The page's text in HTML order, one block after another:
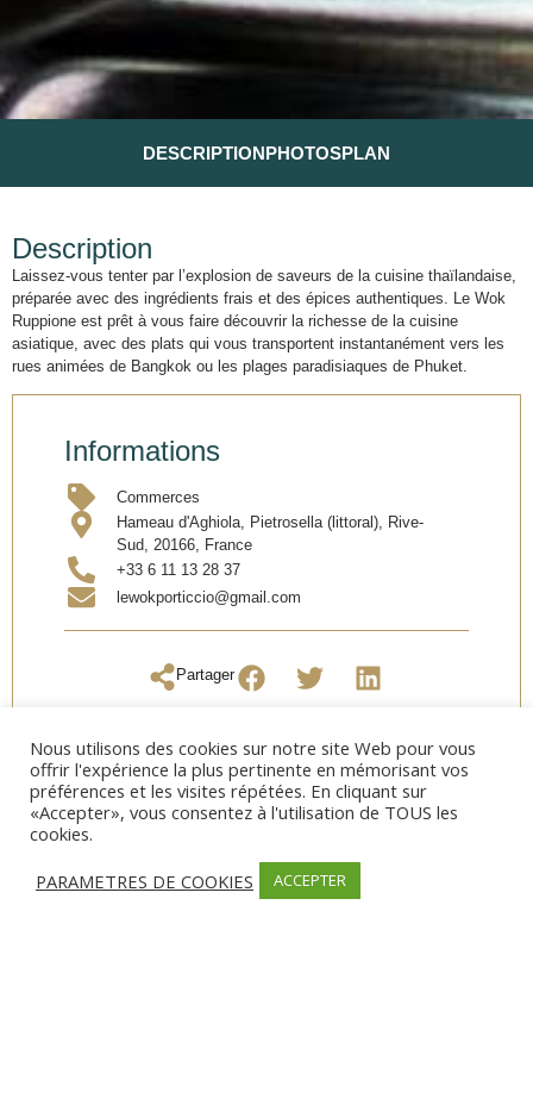
DESCRIPTIONPHOTOSPLAN
Description
Laissez-vous tenter par l’explosion de saveurs de la cuisine thaïlandaise,
préparée avec des ingrédients frais et des épices authentiques. Le Wok
Ruppione est prêt à vous faire découvrir la richesse de la cuisine
asiatique, avec des plats qui vous transportent instantanément vers les
rues animées de Bangkok ou les plages paradisiaques de Phuket.
Informations
Commerces
Hameau d'Aghiola, Pietrosella (littoral), Rive-
Sud, 20166, France
+33 6 11 13 28 37
lewokporticcio@gmail.com
Partager
OUVERTURE
Date d’ouverture:
MODES DE PAIEMENT
Nous utilisons des cookies sur notre site Web pour vous
offrir l'expérience la plus pertinente en mémorisant vos
préférences et les visites répétées. En cliquant sur
«Accepter», vous consentez à l'utilisation de TOUS les
cookies.
PARAMETRES DE COOKIES
ACCEPTER